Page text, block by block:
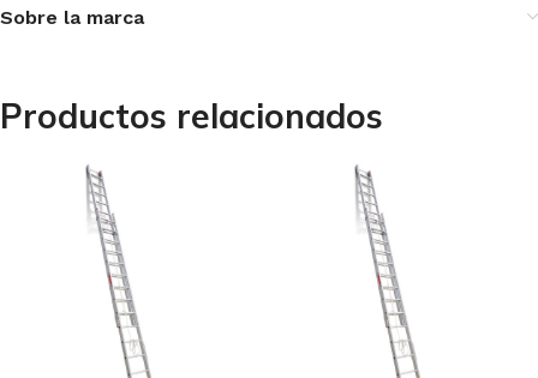
Sobre la marca
Productos relacionados